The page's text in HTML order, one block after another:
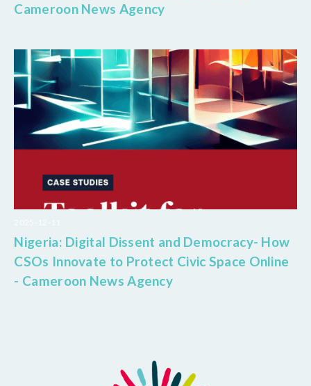
Cameroon News Agency
Nigeria: Digital Dissent and Democracy- How
CSOs Innovate to Protect Civic Space Online
- Cameroon News Agency